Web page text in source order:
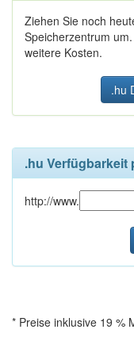
Ziehen Sie noch
Speicherzentrum
weitere Kosten.
.hu
.hu Verfügbarkeit
http://www.
* Preise inklusive 19 %